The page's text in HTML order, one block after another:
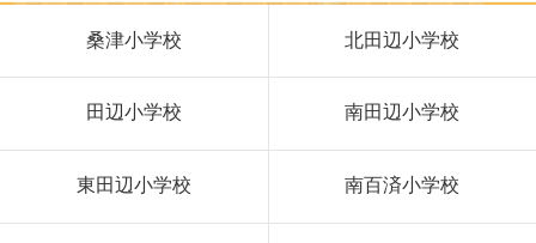
桑津小学校 北田辺小学校
田辺小学校 南田辺小学校
東田辺小学校 南百済小学校